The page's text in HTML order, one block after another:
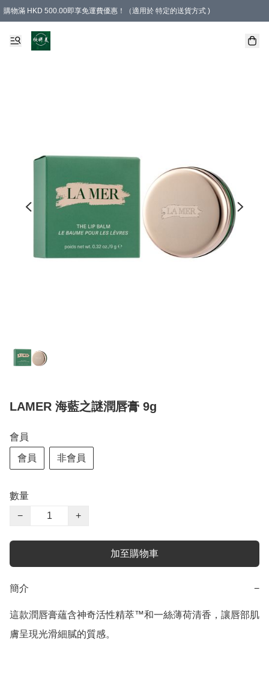
購物滿 HKD 500.00即享免運費優惠！（適用於 特定的送貨方式 )
LAMER 海藍之謎潤唇膏 9g
會員
會員 非會員
數量
−
+
加至購物車
簡介 −
這款潤唇膏蘊含神奇活性精萃™和一絲薄荷清香，讓唇部肌
膚呈現光滑細膩的質感。